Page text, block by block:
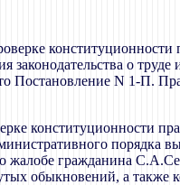
законодательства о
Постановление N 1-П.
конституционности
порядка
жалобе гражданина
обыкновений, а также